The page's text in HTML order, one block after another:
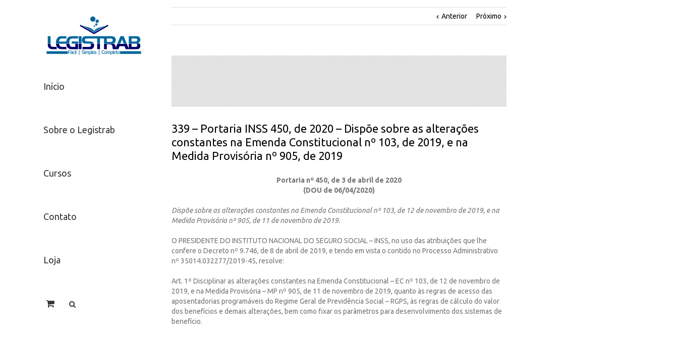
Início
Sobre o Legistrab
Cursos
Contato
Loja
Anterior Próximo
339 – Portaria INSS 450, de 2020 – Dispõe sobre as alterações
constantes na Emenda Constitucional nº 103, de 2019, e na
Medida Provisória nº 905, de 2019
Portaria nº 450, de 3 de abril de 2020
(DOU de 06/04/2020)
Dispõe sobre as alterações constantes na Emenda Constitucional nº 103, de 12 de novembro de 2019, e na
Medida Provisória nº 905, de 11 de novembro de 2019.
O PRESIDENTE DO INSTITUTO NACIONAL DO SEGURO SOCIAL – INSS, no uso das atribuições que lhe
confere o Decreto nº 9.746, de 8 de abril de 2019, e tendo em vista o contido no Processo Administrativo
nº 35014.032277/2019-45, resolve:
Art. 1º Disciplinar as alterações constantes na Emenda Constitucional – EC nº 103, de 12 de novembro de
2019, e na Medida Provisória – MP nº 905, de 11 de novembro de 2019, quanto às regras de acesso das
aposentadorias programáveis do Regime Geral de Previdência Social – RGPS, às regras de cálculo do valor
dos benefícios e demais alterações, bem como fixar os parâmetros para desenvolvimento dos sistemas de
benefício.